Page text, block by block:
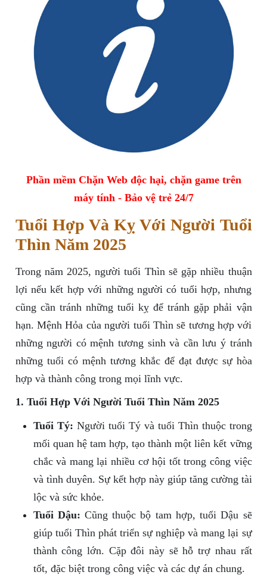
Phần mềm Chặn Web độc hại, chặn game trên
máy tính - Bảo vệ trẻ 24/7
Tuổi Hợp Và Kỵ Với Người Tuổi
Thìn Năm 2025
Trong năm 2025, người tuổi Thìn sẽ gặp nhiều thuận
lợi nếu kết hợp với những người có tuổi hợp, nhưng
cũng cần tránh những tuổi kỵ để tránh gặp phải vận
hạn. Mệnh Hỏa của người tuổi Thìn sẽ tương hợp với
những người có mệnh tương sinh và cần lưu ý tránh
những tuổi có mệnh tương khắc để đạt được sự hòa
hợp và thành công trong mọi lĩnh vực.
1. Tuổi Hợp Với Người Tuổi Thìn Năm 2025
Tuổi Tý: Người tuổi Tý và tuổi Thìn thuộc trong
mối quan hệ tam hợp, tạo thành một liên kết vững
chắc và mang lại nhiều cơ hội tốt trong công việc
và tình duyên. Sự kết hợp này giúp tăng cường tài
lộc và sức khỏe.
Tuổi Dậu: Cũng thuộc bộ tam hợp, tuổi Dậu sẽ
giúp tuổi Thìn phát triển sự nghiệp và mang lại sự
thành công lớn. Cặp đôi này sẽ hỗ trợ nhau rất
tốt, đặc biệt trong công việc và các dự án chung.